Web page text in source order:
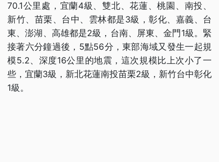
70.1公里處，宜蘭4級、雙北、花蓮、桃園、南投、
新竹、苗栗、台中、雲林都是3級，彰化、嘉義、台
東、澎湖、高雄都是2級，台南、屏東、金門1級。緊
接著六分鐘過後，5點56分，東部海域又發生一起規
模5.2、深度16公里的地震，這次規模比上次小了一
些，宜蘭3級，新北花蓮南投苗栗2級，新竹台中彰化
1級。